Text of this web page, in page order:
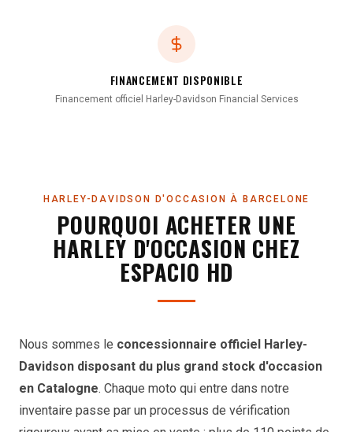
FINANCEMENT DISPONIBLE
Financement officiel Harley-Davidson Financial Services
HARLEY-DAVIDSON D'OCCASION À BARCELONE
POURQUOI ACHETER UNE
HARLEY D'OCCASION CHEZ
ESPACIO HD
Nous sommes le concessionnaire officiel Harley-
Davidson disposant du plus grand stock d'occasion
en Catalogne. Chaque moto qui entre dans notre
inventaire passe par un processus de vérification